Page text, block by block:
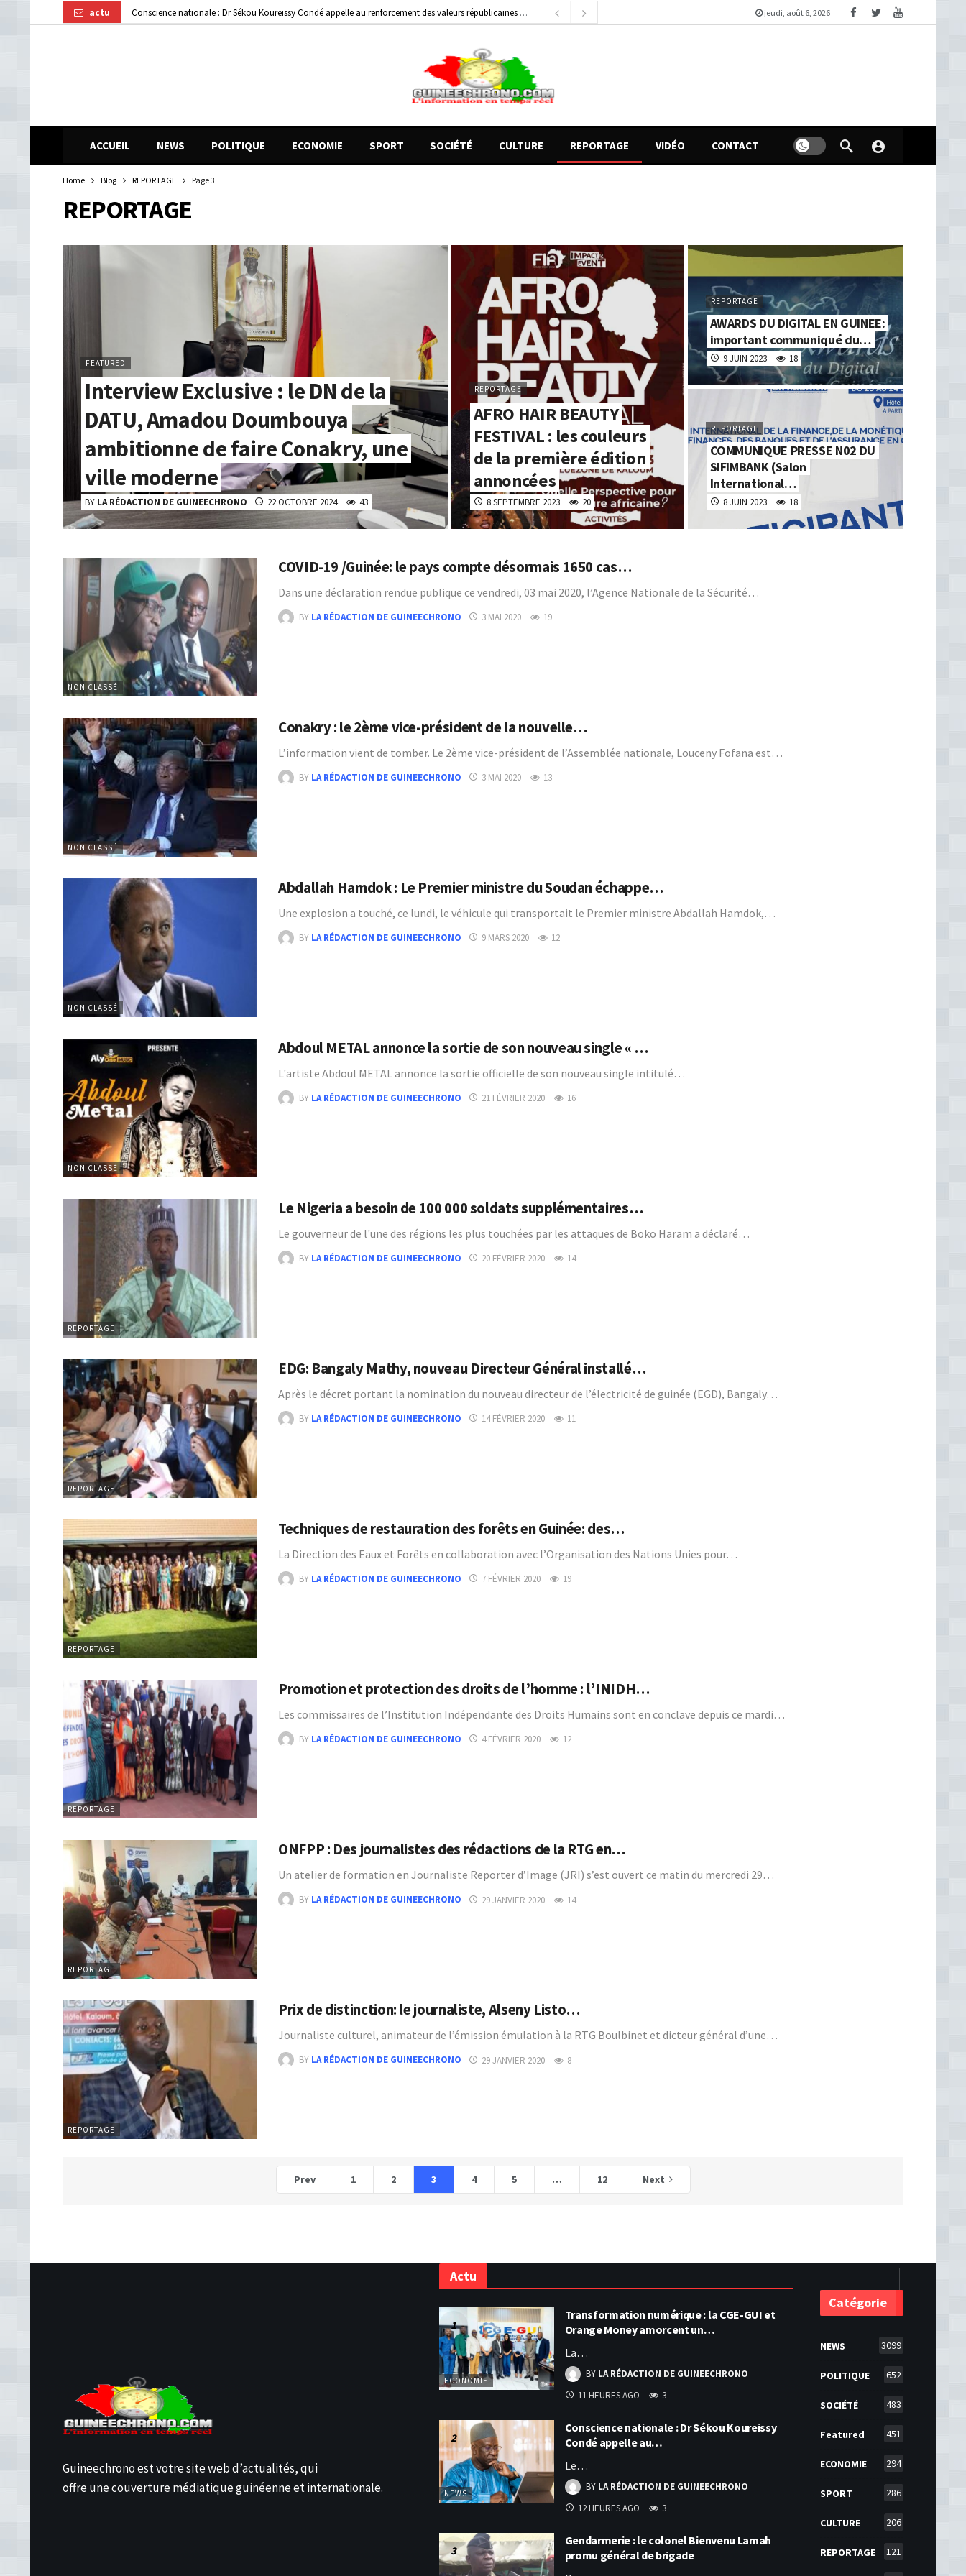
actu Conscience nationale : Dr Sékou Koureissy Condé appelle au renforcement des valeurs républicaines
12 heures ago
Transformation numérique : la CGE-GUI et Orange Money amorcent un partenariat stratégique
11 heures ago
jeudi, août 6, 2026
ACCUEIL NEWS POLITIQUE ECONOMIE SPORT SOCIÉTÉ CULTURE REPORTAGE VIDÉO CONTACT
Home Blog REPORTAGE Page 3
REPORTAGE
FEATURED
Interview Exclusive : le DN de la
DATU, Amadou Doumbouya
ambitionne de faire Conakry, une
ville moderne
BY LA RÉDACTION DE GUINEECHRONO 22 OCTOBRE 2024 43
REPORTAGE
AFRO HAIR BEAUTY
FESTIVAL : les couleurs
de la première édition
annoncées
8 SEPTEMBRE 2023 20
REPORTAGE
AWARDS DU DIGITAL EN GUINEE:
important communiqué du…
9 JUIN 2023 18
REPORTAGE
COMMUNIQUE PRESSE N02 DU
SIFIMBANK (Salon
International…
8 JUIN 2023 18
NON CLASSÉ
COVID-19 /Guinée: le pays compte désormais 1650 cas…
Dans une déclaration rendue publique ce vendredi, 03 mai 2020, l’Agence Nationale de la Sécurité…
BY LA RÉDACTION DE GUINEECHRONO 3 MAI 2020 19
NON CLASSÉ
Conakry : le 2ème vice-président de la nouvelle…
L’information vient de tomber. Le 2ème vice-président de l’Assemblée nationale, Louceny Fofana est…
BY LA RÉDACTION DE GUINEECHRONO 3 MAI 2020 13
NON CLASSÉ
Abdallah Hamdok : Le Premier ministre du Soudan échappe…
Une explosion a touché, ce lundi, le véhicule qui transportait le Premier ministre Abdallah Hamdok,…
BY LA RÉDACTION DE GUINEECHRONO 9 MARS 2020 12
NON CLASSÉ
Abdoul METAL annonce la sortie de son nouveau single « …
L'artiste Abdoul METAL annonce la sortie officielle de son nouveau single intitulé…
BY LA RÉDACTION DE GUINEECHRONO 21 FÉVRIER 2020 16
REPORTAGE
Le Nigeria a besoin de 100 000 soldats supplémentaires…
Le gouverneur de l'une des régions les plus touchées par les attaques de Boko Haram a déclaré…
BY LA RÉDACTION DE GUINEECHRONO 20 FÉVRIER 2020 14
REPORTAGE
EDG: Bangaly Mathy, nouveau Directeur Général installé…
Après le décret portant la nomination du nouveau directeur de l’électricité de guinée (EGD), Bangaly…
BY LA RÉDACTION DE GUINEECHRONO 14 FÉVRIER 2020 11
REPORTAGE
Techniques de restauration des forêts en Guinée: des…
La Direction des Eaux et Forêts en collaboration avec l’Organisation des Nations Unies pour…
BY LA RÉDACTION DE GUINEECHRONO 7 FÉVRIER 2020 19
REPORTAGE
Promotion et protection des droits de l’homme : l’INIDH…
Les commissaires de l’Institution Indépendante des Droits Humains sont en conclave depuis ce mardi…
BY LA RÉDACTION DE GUINEECHRONO 4 FÉVRIER 2020 12
REPORTAGE
ONFPP : Des journalistes des rédactions de la RTG en…
Un atelier de formation en Journaliste Reporter d’Image (JRI) s’est ouvert ce matin du mercredi 29…
BY LA RÉDACTION DE GUINEECHRONO 29 JANVIER 2020 14
REPORTAGE
Prix de distinction: le journaliste, Alseny Listo…
Journaliste culturel, animateur de l’émission émulation à la RTG Boulbinet et dicteur général d’une…
BY LA RÉDACTION DE GUINEECHRONO 29 JANVIER 2020 8
Prev 1 2 3 4 5 … 12 Next
Guineechrono est votre site web d’actualités, qui
offre une couverture médiatique guinéenne et internationale.
Actu
ECONOMIE
Transformation numérique : la CGE-GUI et
Orange Money amorcent un…
La…
BY LA RÉDACTION DE GUINEECHRONO
11 HEURES AGO
3
NEWS
Conscience nationale : Dr Sékou Koureissy
Condé appelle au…
Le…
BY LA RÉDACTION DE GUINEECHRONO
12 HEURES AGO
3
Gendarmerie : le colonel Bienvenu Lamah
promu général de brigade
Catégorie
NEWS 3099
POLITIQUE 652
SOCIÉTÉ 483
Featured 451
ECONOMIE 294
SPORT 286
CULTURE 206
REPORTAGE 121